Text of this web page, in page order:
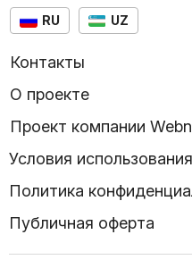
RU UZ
Контакты
О проекте
Проект компании
Условия использования
Политика
Публичная оферта